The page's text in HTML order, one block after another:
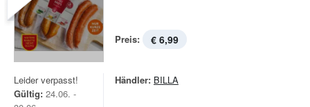
Preis: € 6,99
Leider verpasst!
Gültig: 24.06. -
Händler: BILLA